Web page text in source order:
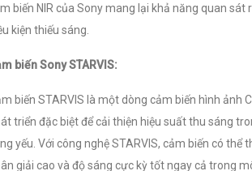
biến NIR của Sony mang lại khả năng quan sát
kiện thiếu sáng.
biến Sony STARVIS:
biến STARVIS là một dòng cảm biến hình ảnh
triển đặc biệt để cải thiện hiệu suất thu sáng
yếu. Với công nghệ STARVIS, cảm biến có thể
giải cao và độ sáng cực kỳ tốt ngay cả trong